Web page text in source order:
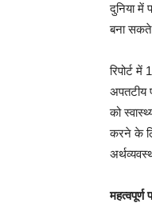
दुनिया में
बना सकते
रिपोर्ट
अपतटीय
को
करने के
महत्वपूर्ण